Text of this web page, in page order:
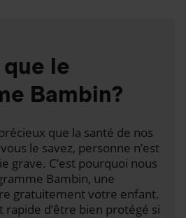
que le
Bambin?
que la santé de nos
le savez, personne n’est
grave. C’est pourquoi nous
Bambin, une
gratuitement votre enfant.
rapide d’être bien protégé si